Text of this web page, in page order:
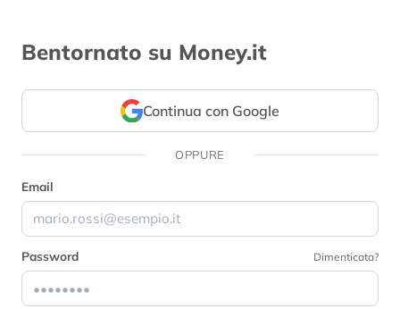
Bentornato su Money.it
Continua con Google
OPPURE
Email
Password Dimenticata?